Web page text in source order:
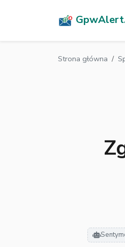
Strona główna